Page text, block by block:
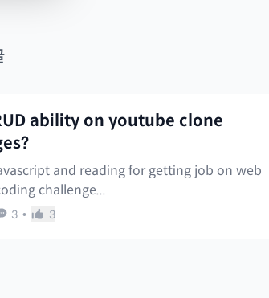
ability on youtube clone
and reading for getting job on web
challenge...
3 • 3